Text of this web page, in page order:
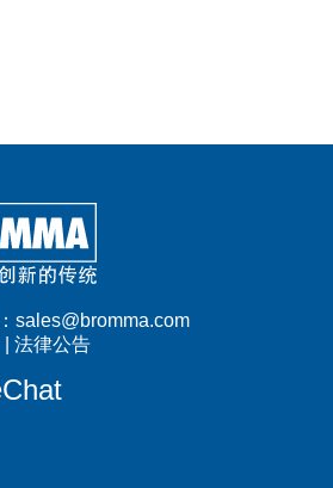
sales@bromma.com
|法律公告